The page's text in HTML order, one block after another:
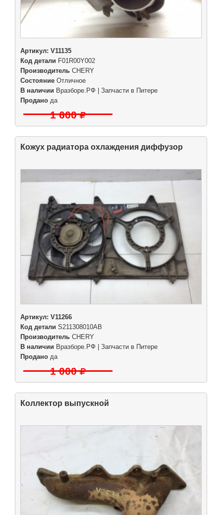
Артикул: V11135
Код детали F01R00Y002
Производитель CHERY
Состояние Отличное
В наличии Вразборе.РФ | Запчасти в Питере
Продано да
1 600
Кожух радиатора охлаждения диффузор
Артикул: V11266
Код детали S211308010AB
Производитель CHERY
В наличии Вразборе.РФ | Запчасти в Питере
Продано да
1 000
Коллектор выпускной